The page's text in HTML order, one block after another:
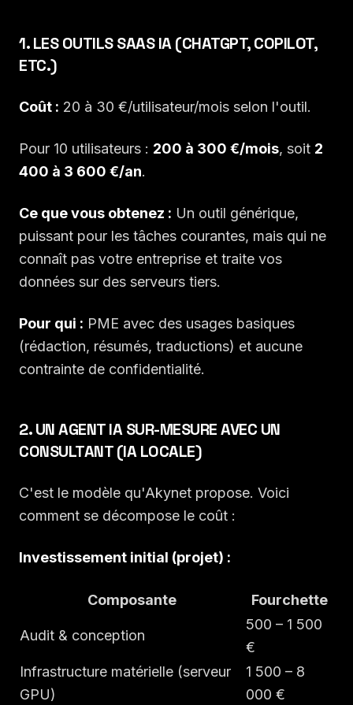
1. LES OUTILS SAAS IA (CHATGPT, COPILOT,
ETC.)
Coût : 20 à 30 €/utilisateur/mois selon l'outil.
Pour 10 utilisateurs : 200 à 300 €/mois, soit 2
400 à 3 600 €/an.
Ce que vous obtenez : Un outil générique,
puissant pour les tâches courantes, mais qui ne
connaît pas votre entreprise et traite vos
données sur des serveurs tiers.
Pour qui : PME avec des usages basiques
(rédaction, résumés, traductions) et aucune
contrainte de confidentialité.
2. UN AGENT IA SUR-MESURE AVEC UN
CONSULTANT (IA LOCALE)
C'est le modèle qu'Akynet propose. Voici
comment se décompose le coût :
Investissement initial (projet) :
Composante Fourchette
Audit & conception
500 – 1 500
€
Infrastructure matérielle (serveur
GPU)
1 500 – 8
000 €